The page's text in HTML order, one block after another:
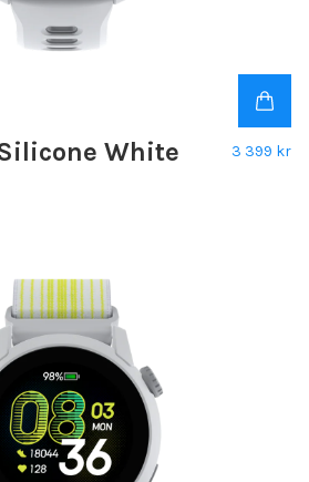
White 3 399 kr